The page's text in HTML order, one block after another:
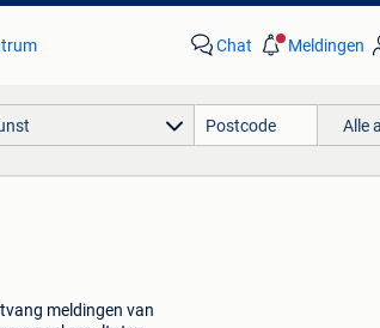
Chat Meldingen
Alle
meldingen van